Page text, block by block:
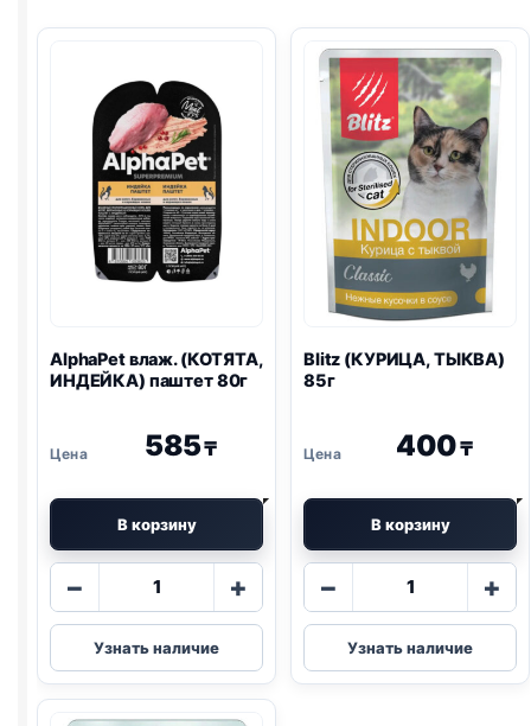
AlphaPet влаж. (КОТЯТА,
ИНДЕЙКА) паштет 80г
585₸
В корзину
−
Количество
AlphaPet
влаж.
(КОТЯТА,
+
Узнать наличие
Blitz (КУРИЦА, ТЫКВА)
85г
400₸
В корзину
−
Количество
Blitz
(КУРИЦА,
ТЫКВА)
+
Узнать наличие